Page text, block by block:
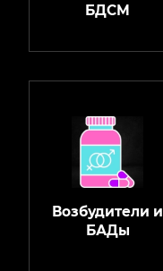
БДСМ
Возбудители и
БАДы